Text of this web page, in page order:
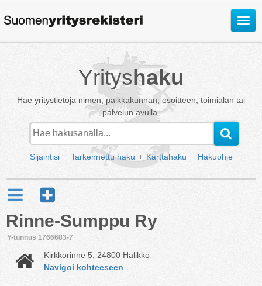
Avaa
Yrityshaku
Hae yritystietoja nimen, paikkakunnan, osoitteen, toimialan tai
palvelun avulla.
Sijaintisi Tarkennettu haku Karttahaku Hakuohje
Rinne-Sumppu Ry
Y-tunnus 1766683-7
Kirkkorinne 5, 24800 Halikko
Navigoi kohteeseen